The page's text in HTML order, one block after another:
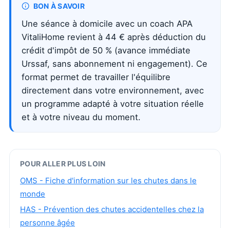
BON À SAVOIR
Une séance à domicile avec un coach APA
VitaliHome revient à 44 € après déduction du
crédit d'impôt de 50 % (avance immédiate
Urssaf, sans abonnement ni engagement). Ce
format permet de travailler l'équilibre
directement dans votre environnement, avec
un programme adapté à votre situation réelle
et à votre niveau du moment.
POUR ALLER PLUS LOIN
OMS - Fiche d'information sur les chutes dans le
monde
HAS - Prévention des chutes accidentelles chez la
personne âgée